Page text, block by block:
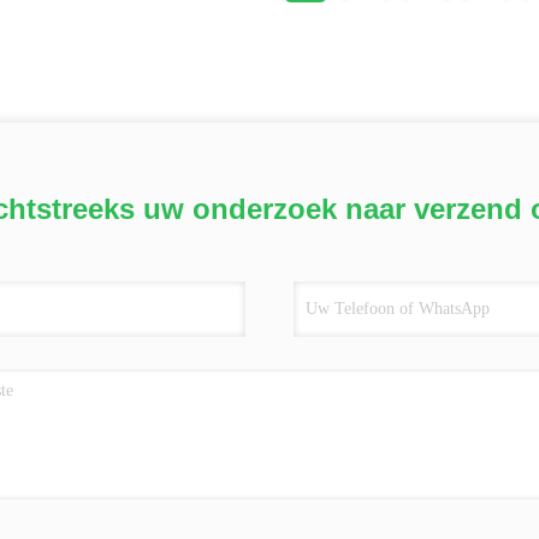
uw onderzoek naar verzend